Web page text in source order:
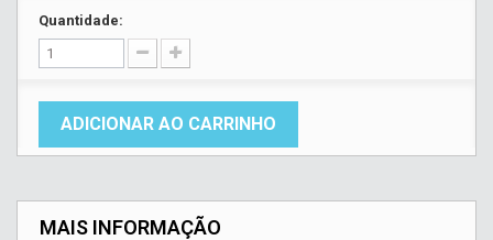
Quantidade:
ADICIONAR AO CARRINHO
MAIS INFORMAÇÃO